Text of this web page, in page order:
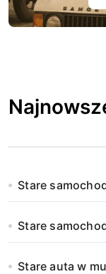
Stare
Stare
Stare auta w